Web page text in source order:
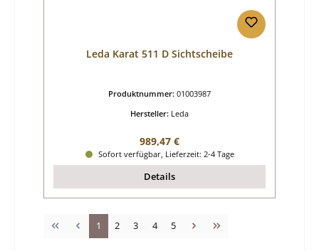
Leda Karat 511 D Sichtscheibe
Produktnummer: 01003987
Hersteller: Leda
Regulärer Preis:
989,47 €
Sofort verfügbar, Lieferzeit: 2-4 Tage
Details
Seite
1 Seite
2 Seite
3 Seite
4 Seite
5